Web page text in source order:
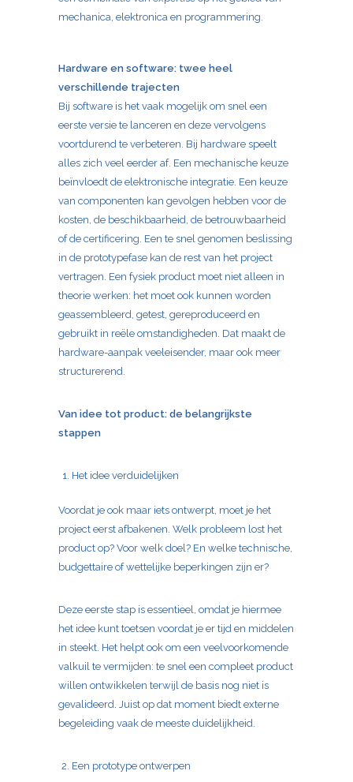
mechanica, elektronica en programmering.
Hardware en software: twee heel
verschillende trajecten
Bij software is het vaak mogelijk om snel een
eerste versie te lanceren en deze vervolgens
voortdurend te verbeteren. Bij hardware speelt
alles zich veel eerder af. Een mechanische keuze
beïnvloedt de elektronische integratie. Een keuze
van componenten kan gevolgen hebben voor de
kosten, de beschikbaarheid, de betrouwbaarheid
of de certificering. Een te snel genomen beslissing
in de prototypefase kan de rest van het project
vertragen. Een fysiek product moet niet alleen in
theorie werken: het moet ook kunnen worden
geassembleerd, getest, gereproduceerd en
gebruikt in reële omstandigheden. Dat maakt de
hardware-aanpak veeleisender, maar ook meer
structurerend.
Van idee tot product: de belangrijkste
stappen
Het idee verduidelijken
Voordat je ook maar iets ontwerpt, moet je het
project eerst afbakenen. Welk probleem lost het
product op? Voor welk doel? En welke technische,
budgettaire of wettelijke beperkingen zijn er?
Deze eerste stap is essentieel, omdat je hiermee
het idee kunt toetsen voordat je er tijd en middelen
in steekt. Het helpt ook om een veelvoorkomende
valkuil te vermijden: te snel een compleet product
willen ontwikkelen terwijl de basis nog niet is
gevalideerd. Juist op dat moment biedt externe
begeleiding vaak de meeste duidelijkheid.
Een prototype ontwerpen